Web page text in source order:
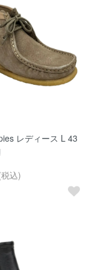
レディース L 43
込)